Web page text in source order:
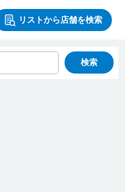
リストから店舗を検索
検索